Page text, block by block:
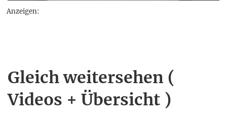
Anzeigen:
Gleich weitersehen (
Videos + Übersicht )